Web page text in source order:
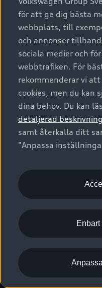
A6 modellerna
SUV
Avant
Audi Sport
Nya bilar i lager
Begagnade bilar i lager
Audi approved :plus - så
Finansiering
Audi exclusive
Provkörning
Service & tillbehör
Audi digital services
Originaltillbehör - köp
Garantier
Försäkring
Digitala manualer för
Audi Collection –
Vanliga frågor
2G/3G nätet stängs ned
Tjänstebil
Tjänstebil
Business lease online
Företagsleasing
Om Audi Sverige
Kontakta oss
Audi Återförsäljare/-
myAudi
Pressmeddelanden
Nyhetsbrev
Vårt hållbarhetsarbete
Lediga tjänster
Lediga tjänster hos Audi
Kommentar till
© 2026 AUDI SVERIGE.
Utgivare Juridiskt
Juridiskt Audi Digital
Anpassa inställningar för
Visselblåsarkanaler
för att ge dig bästa
webbplats, till
och annonser
sociala medier och
webbtrafiken. För
rekommenderar vi
cookies, men du kan
dina behov. Du kan
detaljerad
samt återkalla ditt
"Anpassa